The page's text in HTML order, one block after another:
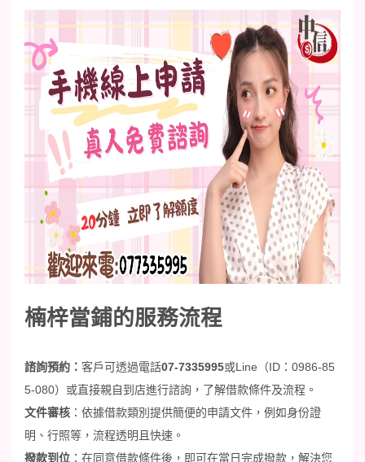
楠梓當鋪的服務流程
諮詢預約 ： 客戶可透過電話07-7335995或Line （ID ： 0986-85
5-080）或直接親自到店進行諮詢，了解借款條件及流程。
文件審核 ：依據借款類別提供簡便的申請文件，例如身份證
明、行照等，流程透明且快速。
撥款到位 ：在同意借款條件後，即可在當日完成撥款，解決您